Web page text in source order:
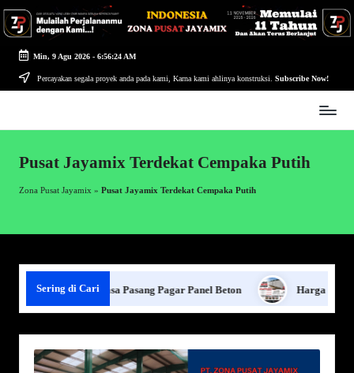
Skip
content
Min, 9 Agu 2026- 6:56:24 AM
Percayakan segala proyek anda pada kami, Karna kami ahlinya konstruksi. Subscribe Now!
-
Ahlinya
Pusat Jayamix Terdekat Cempaka Putih
Zona Pusat Jayamix » Pusat Jayamix Terdekat Cempaka Putih
Sering di CariJasa Pasang Pagar Panel Beton Harga Pagar